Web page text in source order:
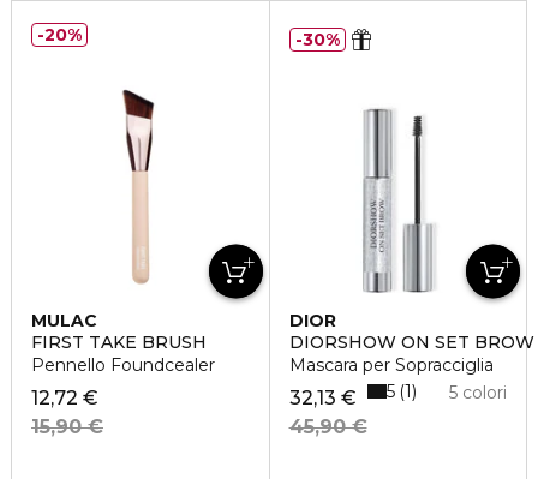
MULAC
FIRST TAKE BRUSH
Pennello Foundcealer
12,72 €
15,90 €
20%
DIOR
DIORSHOW ON SET BROW
Mascara per Sopracciglia
32,13 €
45,90 €
5 colori
5 1
30%